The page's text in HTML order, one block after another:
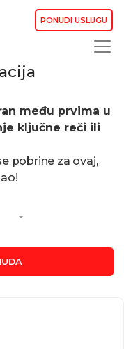
PONUDI USLUGU
među prvima u
ključne reči ili
pobrine za ovaj,